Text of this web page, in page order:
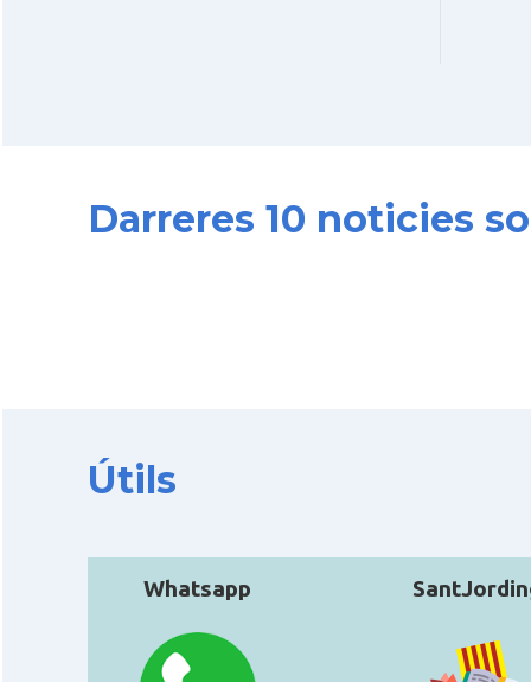
Darreres 10 noticies
Útils
Whatsapp